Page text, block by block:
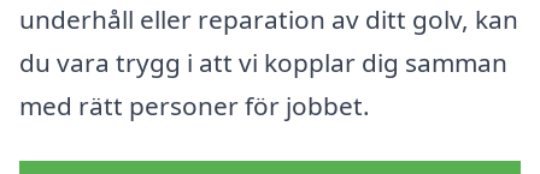
underhåll eller reparation av ditt golv, kan
du vara trygg i att vi kopplar dig samman
med rätt personer för jobbet.